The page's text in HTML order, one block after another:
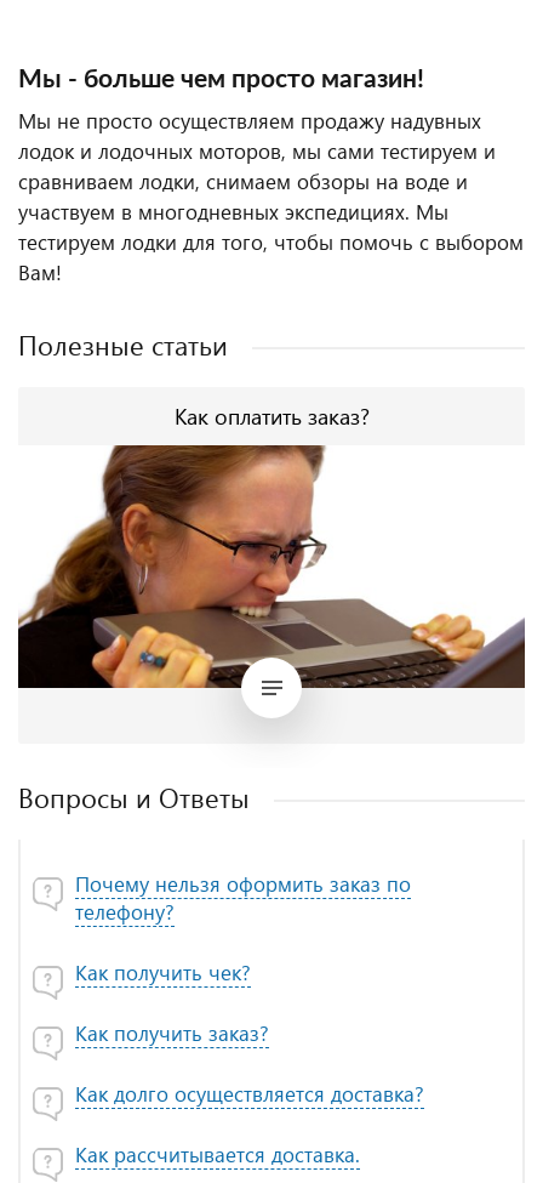
Мы - больше чем просто магазин!
Мы не просто осуществляем продажу надувных
лодок и лодочных моторов, мы сами тестируем и
сравниваем лодки, снимаем обзоры на воде и
участвуем в многодневных экспедициях. Мы
тестируем лодки для того, чтобы помочь с выбором
Вам!
Полезные статьи
Как оплатить заказ?
Вопросы и Ответы
Почему нельзя оформить заказ по
телефону?
Как получить чек?
Как получить заказ?
Как долго осуществляется доставка?
Как рассчитывается доставка.